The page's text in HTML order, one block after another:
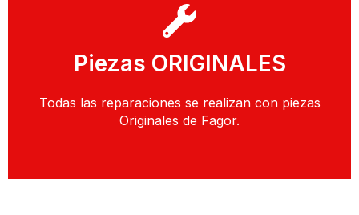
Piezas ORIGINALES
Todas las reparaciones se realizan con piezas
Originales de Fagor.
Piezas Originales
Solicitar Presupuesto con un Técnico
Llamar